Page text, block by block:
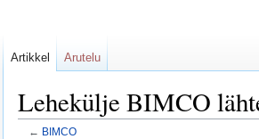
Lehekülje BIMCO
← BIMCO
Artikkel Arutelu